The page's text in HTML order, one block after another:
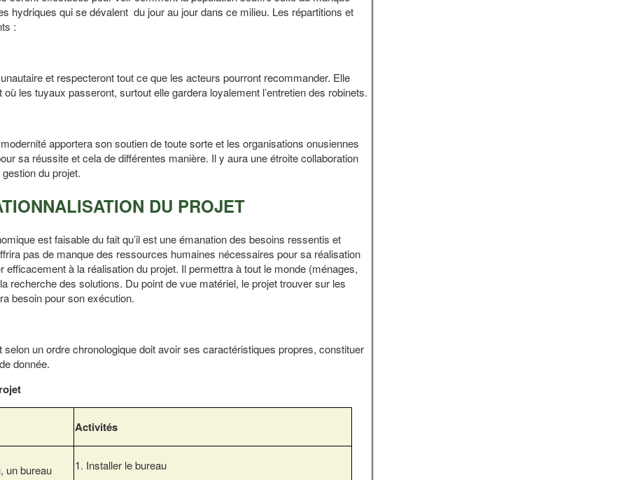
hydriques qui se dévalent du jour au jour dans ce milieu. Les répartitions et
:
et respecteront tout ce que les acteurs pourront recommander. Elle
les tuyaux passeront, surtout elle gardera loyalement l’entretien des robinets.
apportera son soutien de toute sorte et les organisations onusiennes
sa réussite et cela de différentes manière. Il y aura une étroite collaboration
du projet.
DU PROJET
est faisable du fait qu’il est une émanation des besoins ressentis et
pas de manque des ressources humaines nécessaires pour sa réalisation
à la réalisation du projet. Il permettra à tout le monde (ménages,
recherche des solutions. Du point de vue matériel, le projet trouver sur les
besoin pour son exécution.
un ordre chronologique doit avoir ses caractéristiques propres, constituer
donnée.
Activités
un bureau
1. Installer le bureau